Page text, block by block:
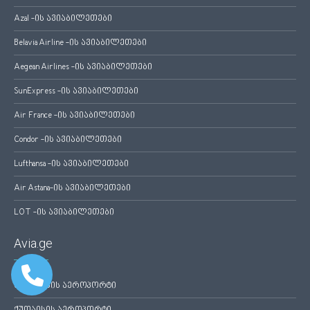
Azal -ის ავიაბილეთები
Belavia Airline -ის ავიაბილეთები
Aegean Airlines -ის ავიაბილეთები
SunExpress -ის ავიაბილეთები
Air France -ის ავიაბილეთები
Condor -ის ავიაბილეთები
Lufthansa -ის ავიაბილეთები
Air Astana-ის ავიაბილეთები
LOT -ის ავიაბილეთები
Avia.ge
თბილისის აეროპორტი